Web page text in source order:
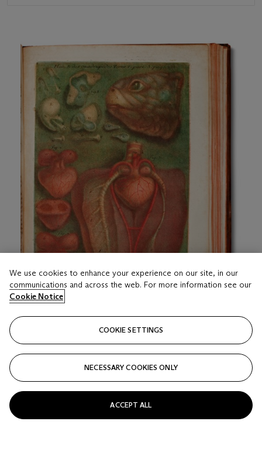
LOT 18
GAUTIER D'AGOTY, Jacques-Fabien (1716-1785)
Observations sur l'histoire naturelle, sur la physique et sur la
peinture. Avec des planches imprimées en couleur... Paris :
Estimate
EUR 2,000 - 3,000
We use cookies to enhance your experience on our site, in our
communications and across the web. For more information see our
Cookie Notice
COOKIE SETTINGS
NECESSARY COOKIES ONLY
ACCEPT ALL